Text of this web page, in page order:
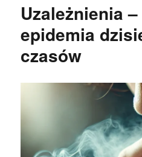
Uzależnienia
epidemia
czasów